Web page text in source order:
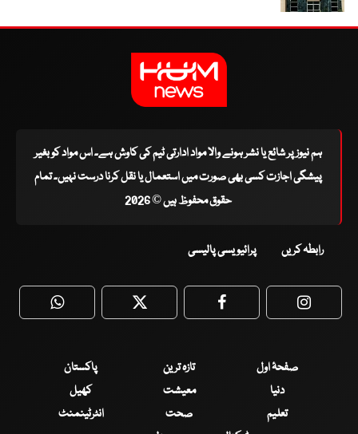
ہم نیوز پر شائع یا نشر ہونے والا مواد ادارتی ٹیم کی کاوش ہے۔ اس مواد کو بغیر
پیشگی اجازت کسی بھی صورت میں استعمال یا نقل کرنا درست نہیں۔ تمام
حقوق محفوظ ہیں © 2026
رابطہ کریں پرائیویسی پالیسی
WhatsApp Twitter Facebook
صفحۂ اول تازہ ترین
پاکستان
دنیا
معیشت
کھیل
تعلیم
صحت
انٹرٹینمنٹ